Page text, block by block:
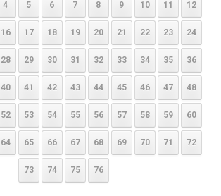
4 5 6 7 8 9 10 11 12
16 17 18 19 20 21 22 23 24
28 29 30 31 32 33 34 35 36
40 41 42 43 44 45 46 47 48
52 53 54 55 56 57 58 59 60
64 65 66 67 68 69 70 71 72
73 74 75 76